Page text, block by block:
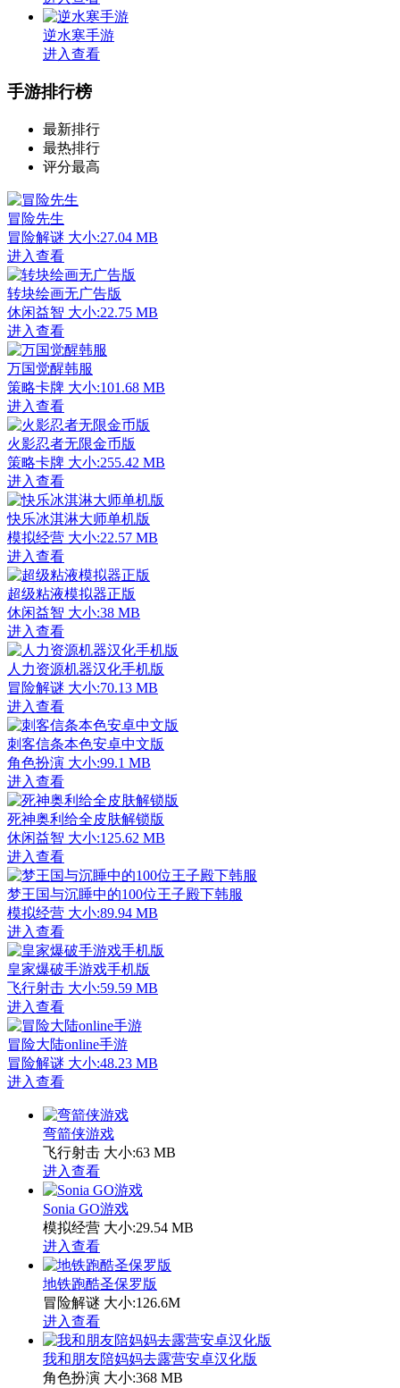
逆水寒手游
进入查看
手游排行榜
最新排行
最热排行
评分最高
冒险先生
冒险解谜 大小:27.04 MB
进入查看
转块绘画无广告版
休闲益智 大小:22.75 MB
进入查看
万国觉醒韩服
策略卡牌 大小:101.68 MB
进入查看
火影忍者无限金币版
策略卡牌 大小:255.42 MB
进入查看
快乐冰淇淋大师单机版
模拟经营 大小:22.57 MB
进入查看
超级粘液模拟器正版
休闲益智 大小:38 MB
进入查看
人力资源机器汉化手机版
冒险解谜 大小:70.13 MB
进入查看
刺客信条本色安卓中文版
角色扮演 大小:99.1 MB
进入查看
死神奥利给全皮肤解锁版
休闲益智 大小:125.62 MB
进入查看
梦王国与沉睡中的100位王子殿下韩服
模拟经营 大小:89.94 MB
进入查看
皇家爆破手游戏手机版
飞行射击 大小:59.59 MB
进入查看
冒险大陆online手游
冒险解谜 大小:48.23 MB
进入查看
弯箭侠游戏
飞行射击 大小:63 MB
进入查看
Sonia GO游戏
模拟经营 大小:29.54 MB
进入查看
地铁跑酷圣保罗版
冒险解谜 大小:126.6M
进入查看
我和朋友陪妈妈去露营安卓汉化版
角色扮演 大小:368 MB